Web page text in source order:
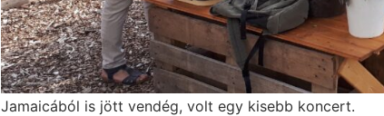
Jamaicából is jött vendég, volt egy kisebb koncert.